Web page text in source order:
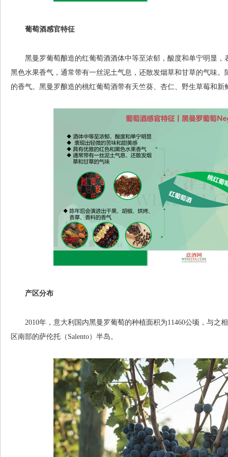
葡萄酒感官特征
黑曼罗葡萄酿造的红葡萄酒酒体中等至浓郁，酸度和单宁明显，
黑色水果香气，通常带有一丝泥土气息，还散发烟草和甘草的气味
的香气。黑曼罗酿造的桃红葡萄酒带有天竺葵、杏仁、野生草莓和新
产区分布
2010年，意大利国内黑曼罗葡萄的种植面积为11460公顷，与之
区南部的萨伦托（Salento）半岛。